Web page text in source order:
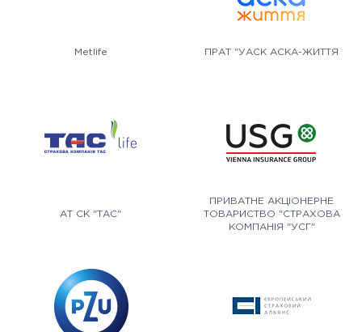
Metlife ПРАТ "УАСК АСКА-ЖИТТЯ
АТ СК "ТАС"
ПРИВАТНЕ АКЦІОНЕРНЕ
ТОВАРИСТВО "СТРАХОВА
КОМПАНІЯ "УСГ"